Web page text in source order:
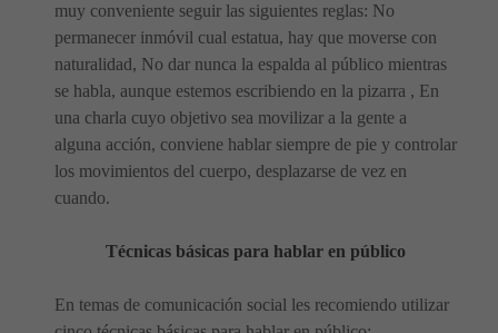
muy conveniente seguir las siguientes reglas: No
permanecer inmóvil cual estatua, hay que moverse con
naturalidad, No dar nunca la espalda al público mientras
se habla, aunque estemos escribiendo en la pizarra , En
una charla cuyo objetivo sea movilizar a la gente a
alguna acción, conviene hablar siempre de pie y controlar
los movimientos del cuerpo, desplazarse de vez en
cuando.
Técnicas básicas para hablar en público
En temas de comunicación social les recomiendo utilizar